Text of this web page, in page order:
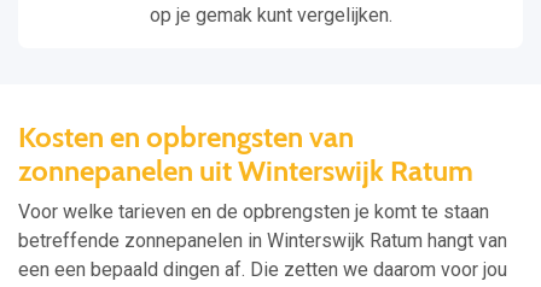
op je gemak kunt vergelijken.
Kosten en opbrengsten van
zonnepanelen uit Winterswijk Ratum
Voor welke tarieven en de opbrengsten je komt te staan
betreffende zonnepanelen in Winterswijk Ratum hangt van
een een bepaald dingen af. Die zetten we daarom voor jou